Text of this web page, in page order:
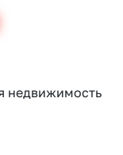
недвижимость